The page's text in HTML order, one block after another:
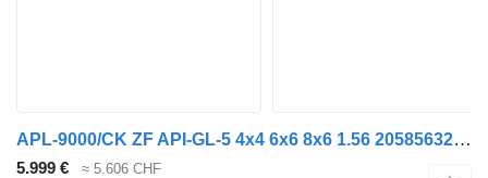
APL-9000/CK ZF API-GL-5 4x4 6x6 8x6 1.56 20585632 Vorderachse für Volvo FM ,FMX Sattelzugmaschine
5.999 € ≈ 5.606 CHF